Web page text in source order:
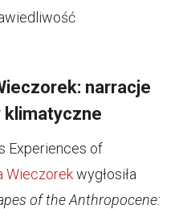
narracje
klimatyczne
Experiences of
Wieczorekwygłosiła
of the Anthropocene: